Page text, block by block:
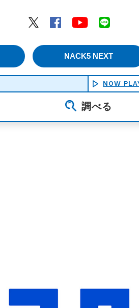
Twitter
Facebook YouTube
NACK5 NEXT
NOW
調べる